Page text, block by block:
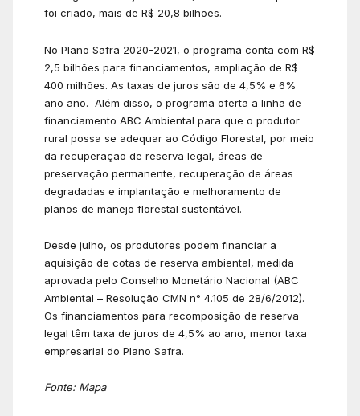
foi criado, mais de R$ 20,8 bilhões.
No Plano Safra 2020-2021, o programa conta com R$
2,5 bilhões para financiamentos, ampliação de R$
400 milhões. As taxas de juros são de 4,5% e 6%
ano ano. Além disso, o programa oferta a linha de
financiamento ABC Ambiental para que o produtor
rural possa se adequar ao Código Florestal, por meio
da recuperação de reserva legal, áreas de
preservação permanente, recuperação de áreas
degradadas e implantação e melhoramento de
planos de manejo florestal sustentável.
Desde julho, os produtores podem financiar a
aquisição de cotas de reserva ambiental, medida
aprovada pelo Conselho Monetário Nacional (ABC
Ambiental – Resolução CMN n° 4.105 de 28/6/2012).
Os financiamentos para recomposição de reserva
legal têm taxa de juros de 4,5% ao ano, menor taxa
empresarial do Plano Safra.
Fonte: Mapa